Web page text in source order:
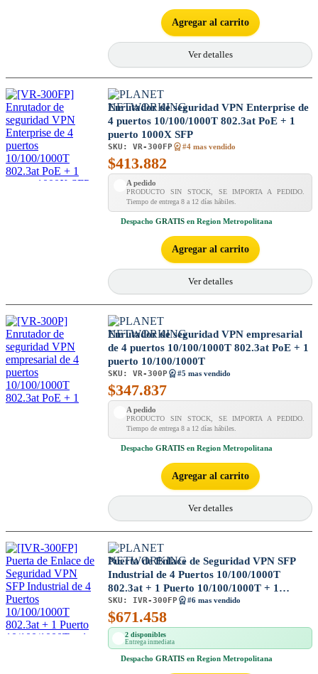
Agregar al carrito
Ver detalles
Enrutador de seguridad VPN Enterprise de
4 puertos 10/100/1000T 802.3at PoE + 1
puerto 1000X SFP
SKU: VR-300FP #4 mas vendido
$413.882
A pedido
PRODUCTO SIN STOCK, SE IMPORTA A PEDIDO.
Tiempo de entrega 8 a 12 días hábiles.
Despacho GRATIS en Region Metropolitana
Agregar al carrito
Ver detalles
Enrutador de seguridad VPN empresarial
de 4 puertos 10/100/1000T 802.3at PoE + 1
puerto 10/100/1000T
SKU: VR-300P #5 mas vendido
$347.837
A pedido
PRODUCTO SIN STOCK, SE IMPORTA A PEDIDO.
Tiempo de entrega 8 a 12 días hábiles.
Despacho GRATIS en Region Metropolitana
Agregar al carrito
Ver detalles
Puerta de Enlace de Seguridad VPN SFP
Industrial de 4 Puertos 10/100/1000T
802.3at + 1 Puerto 10/100/1000T + 1
Puerto 1000X
SKU: IVR-300FP #6 mas vendido
$671.458
2 disponibles
Entrega inmediata
Despacho GRATIS en Region Metropolitana